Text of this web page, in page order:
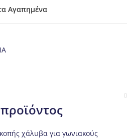
Αγαπημένα
χάλυβα για γωνιακούς